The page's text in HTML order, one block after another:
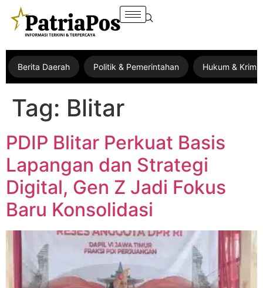
Berita Daerah Politik & Pemerintahan Hukum &
Tag: Blitar
PDIP Blitar Perkuat Basis
Lapangan dan Strategi
Digital, Gen Z Jadi Fokus
Baru Konsolidasi